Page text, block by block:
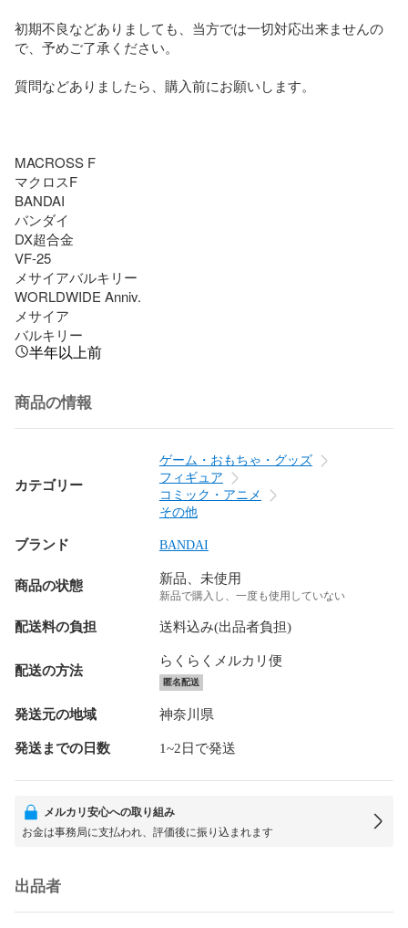
初期不良などありましても、当方では一切対応出来ませんの
で、予めご了承ください。
質問などありましたら、購入前にお願いします。
MACROSS F
マクロスF
BANDAI
バンダイ
DX超合金
VF-25
メサイアバルキリー
WORLDWIDE Anniv.
メサイア
バルキリー
半年以上前
商品の情報
カテゴリー
ゲーム・おもちゃ・グッズ
フィギュア
コミック・アニメ
その他
ブランド BANDAI
商品の状態 新品、未使用
新品で購入し、一度も使用していない
配送料の負担 送料込み(出品者負担)
配送の方法
らくらくメルカリ便
匿名配送
発送元の地域 神奈川県
発送までの日数 1~2日で発送
メルカリ安心への取り組み
お金は事務局に支払われ、評価後に振り込まれます
出品者